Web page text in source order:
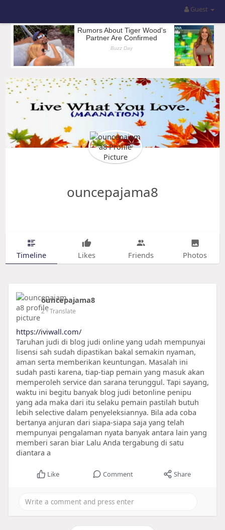
Guest
ouncepajama8
Timeline Likes Friends Photos
ouncepajama8
2- Translate
https://iviwall.com/
Taruhan judi di blog judi online yang udah mempunyai
lisensi sah sudah dipastikan bakal semakin nyaman,
aman serta memberikan keuntungan. Masalah ini
sudah pasti karena, tiap-tiap pemain yang masuk akan
memperoleh service dan sarana terunggul. Tapi sayang,
waktu ini begitu banyak blog judi betonline penipu
yang ada maka dari itu selaku pemain pastilah butuh
lebih selective dalam penyeleksiannya. Bila ada coba
bertanya anjuran dari siapa-siapa saja yang telah
mempunyai pengalaman nyata banyak antara lain yang
memberi saran biar Lalu Anda tergabung di satu
diantara a
Like Comment Share